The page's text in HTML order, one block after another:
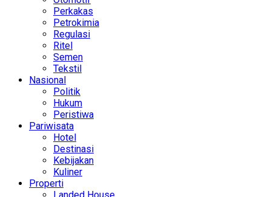
Perkakas
Petrokimia
Regulasi
Ritel
Semen
Tekstil
Nasional
Politik
Hukum
Peristiwa
Pariwisata
Hotel
Destinasi
Kebijakan
Kuliner
Properti